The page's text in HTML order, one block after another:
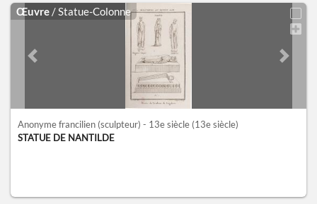
Œuvre / Statue-Colonne
Previous slide Next
Anonyme francilien (sculpteur) - 13e siècle (13e siècle)
STATUE DE NANTILDE